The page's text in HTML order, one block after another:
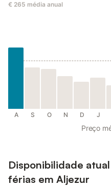
€ 265 média anual
A S O N D J
Preço
Disponibilidade
férias em Aljezur